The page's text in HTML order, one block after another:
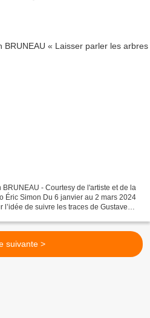
- Courtesy de l'artiste et de la
Éric Simon Du 6 janvier au 2 mars 2024
l’idée de suivre les traces de Gustave
suivante >